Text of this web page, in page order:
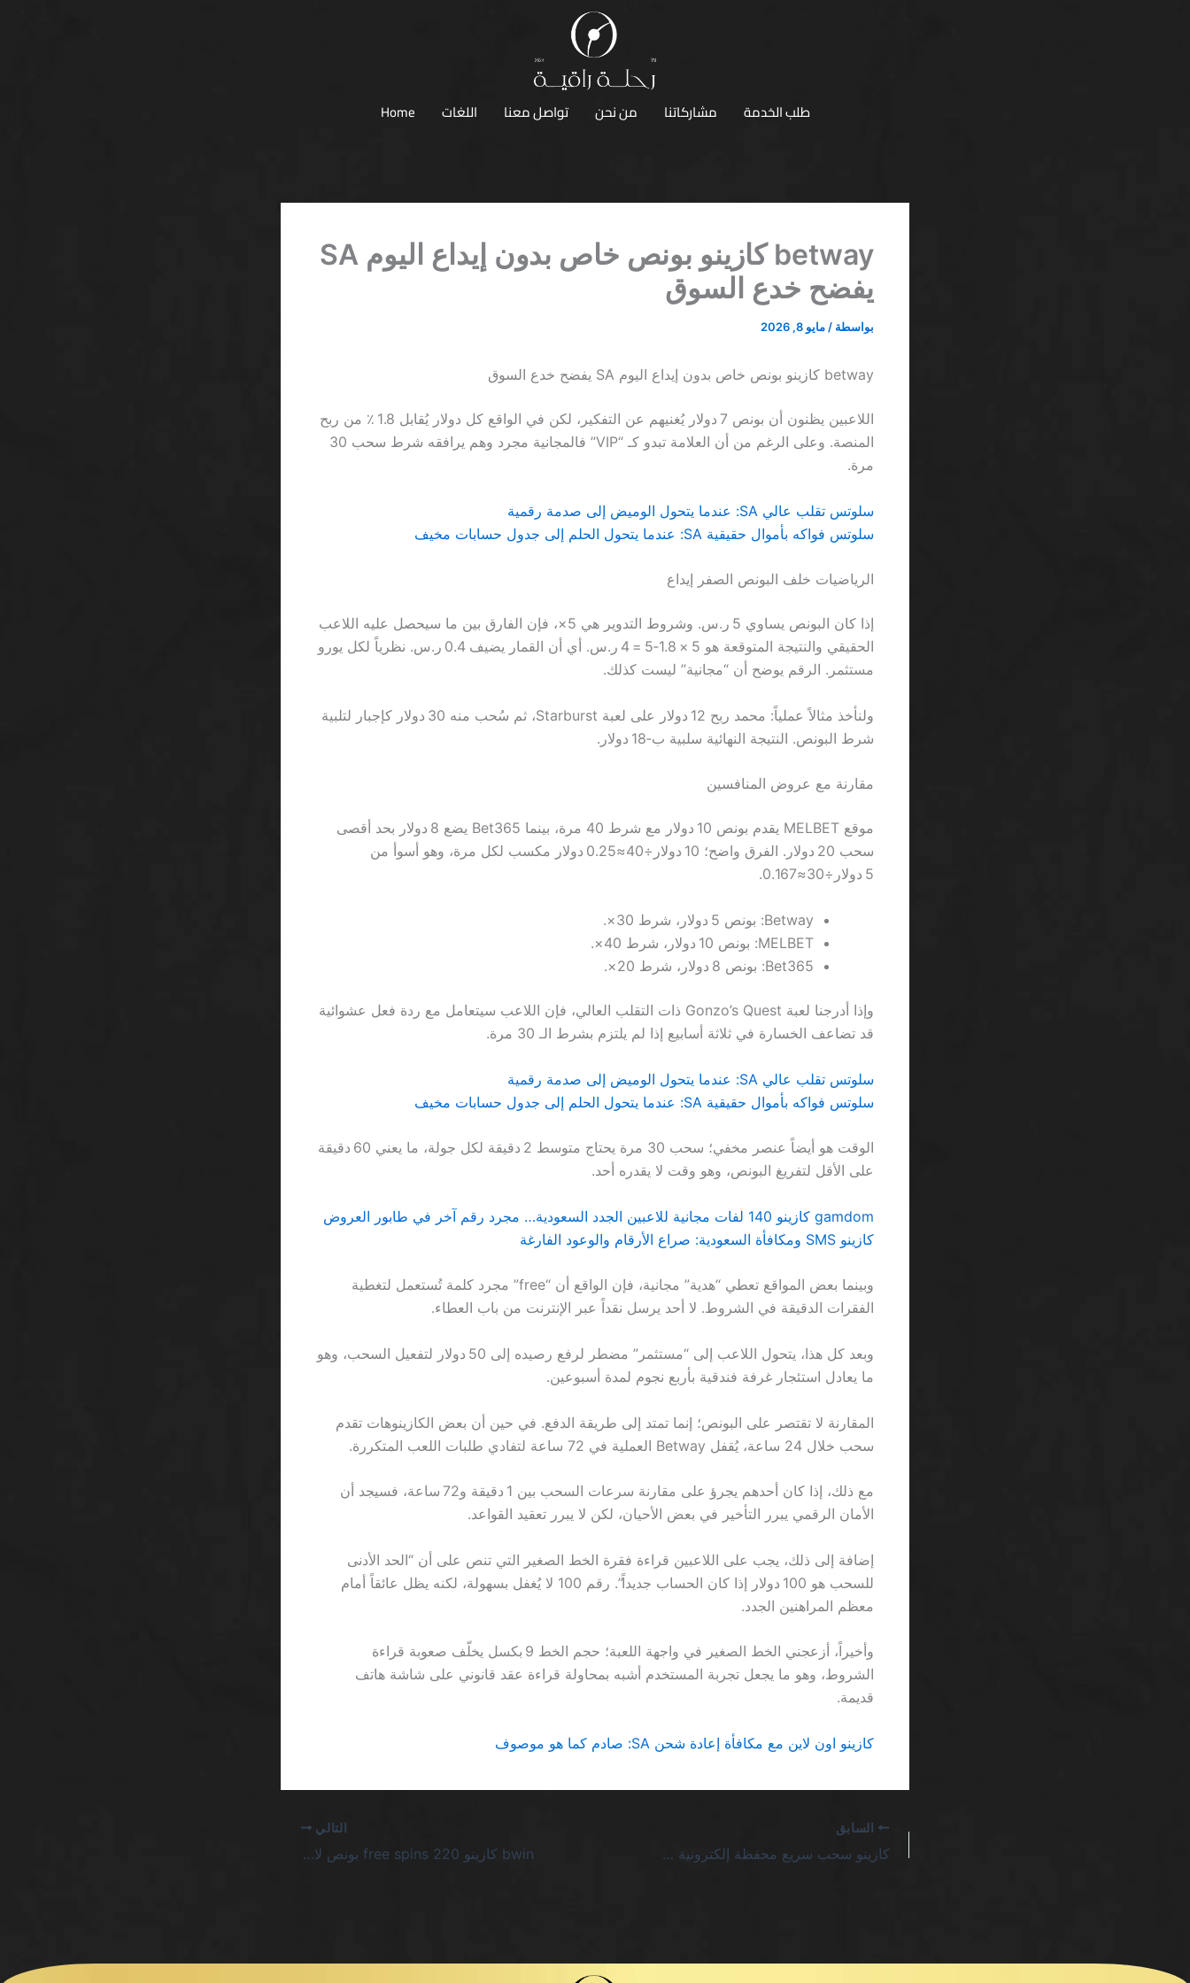
طلب الخدمة مشاركاتنا من نحن تواصل معنا اللغات Home
betway كازينو بونص خاص بدون إيداع اليوم SA
يفضح خدع السوق
بواسطة / مايو 8, 2026
betway كازينو بونص خاص بدون إيداع اليوم SA يفضح خدع السوق
اللاعبين يظنون أن بونص 7 دولار يُغنيهم عن التفكير، لكن في الواقع كل دولار يُقابل 1.8 ٪ من ربح
المنصة. وعلى الرغم من أن العلامة تبدو كـ “VIP” فالمجانية مجرد وهم يرافقه شرط سحب 30
مرة.
سلوتس تقلب عالي SA: عندما يتحول الوميض إلى صدمة رقمية
سلوتس فواكه بأموال حقيقية SA: عندما يتحول الحلم إلى جدول حسابات مخيف
الرياضيات خلف البونص الصفر إيداع
إذا كان البونص يساوي 5 ر.س. وشروط التدوير هي 5×، فإن الفارق بين ما سيحصل عليه اللاعب
الحقيقي والنتيجة المتوقعة هو 5 × 1.8‑5 = 4 ر.س. أي أن القمار يضيف 0.4 ر.س. نظرياً لكل يورو
مستثمر. الرقم يوضح أن “مجانية” ليست كذلك.
ولنأخذ مثالاً عملياً: محمد ربح 12 دولار على لعبة Starburst، ثم سُحب منه 30 دولار كإجبار لتلبية
شرط البونص. النتيجة النهائية سلبية ب‑18 دولار.
مقارنة مع عروض المنافسين
موقع MELBET يقدم بونص 10 دولار مع شرط 40 مرة، بينما Bet365 يضع 8 دولار بحد أقصى
سحب 20 دولار. الفرق واضح؛ 10 دولار÷40≈0.25 دولار مكسب لكل مرة، وهو أسوأ من
5 دولار÷30≈0.167.
Betway: بونص 5 دولار، شرط 30×.
MELBET: بونص 10 دولار، شرط 40×.
Bet365: بونص 8 دولار، شرط 20×.
وإذا أدرجنا لعبة Gonzo’s Quest ذات التقلب العالي، فإن اللاعب سيتعامل مع ردة فعل عشوائية
قد تضاعف الخسارة في ثلاثة أسابيع إذا لم يلتزم بشرط الـ 30 مرة.
سلوتس تقلب عالي SA: عندما يتحول الوميض إلى صدمة رقمية
سلوتس فواكه بأموال حقيقية SA: عندما يتحول الحلم إلى جدول حسابات مخيف
الوقت هو أيضاً عنصر مخفي؛ سحب 30 مرة يحتاج متوسط 2 دقيقة لكل جولة، ما يعني 60 دقيقة
على الأقل لتفريغ البونص، وهو وقت لا يقدره أحد.
gamdom كازينو 140 لفات مجانية للاعبين الجدد السعودية… مجرد رقم آخر في طابور العروض
كازينو SMS ومكافأة السعودية: صراع الأرقام والوعود الفارغة
وبينما بعض المواقع تعطي “هدية” مجانية، فإن الواقع أن “free” مجرد كلمة تُستعمل لتغطية
الفقرات الدقيقة في الشروط. لا أحد يرسل نقداً عبر الإنترنت من باب العطاء.
وبعد كل هذا، يتحول اللاعب إلى “مستثمر” مضطر لرفع رصيده إلى 50 دولار لتفعيل السحب، وهو
ما يعادل استئجار غرفة فندقية بأربع نجوم لمدة أسبوعين.
المقارنة لا تقتصر على البونص؛ إنما تمتد إلى طريقة الدفع. في حين أن بعض الكازينوهات تقدم
سحب خلال 24 ساعة، يُقفل Betway العملية في 72 ساعة لتفادي طلبات اللعب المتكررة.
مع ذلك، إذا كان أحدهم يجرؤ على مقارنة سرعات السحب بين 1 دقيقة و72 ساعة، فسيجد أن
الأمان الرقمي يبرر التأخير في بعض الأحيان، لكن لا يبرر تعقيد القواعد.
إضافة إلى ذلك، يجب على اللاعبين قراءة فقرة الخط الصغير التي تنص على أن “الحد الأدنى
للسحب هو 100 دولار إذا كان الحساب جديداً”. رقم 100 لا يُغفل بسهولة، لكنه يظل عائقاً أمام
معظم المراهنين الجدد.
وأخيراً، أزعجني الخط الصغير في واجهة اللعبة؛ حجم الخط 9 بكسل يخلّف صعوبة قراءة
الشروط، وهو ما يجعل تجربة المستخدم أشبه بمحاولة قراءة عقد قانوني على شاشة هاتف
قديمة.
كازينو اون لاين مع مكافأة إعادة شحن SA: صادم كما هو موصوف
السابق
كازينو سحب سريع محفظة إلكترونية SA يدمّر توقعات اللاعبين بخداع السرعة
التالي
bwin كازينو 220 free spins بونص لاعبين جدد 2026 السعودية – عرض لا يُقابل بالضحك